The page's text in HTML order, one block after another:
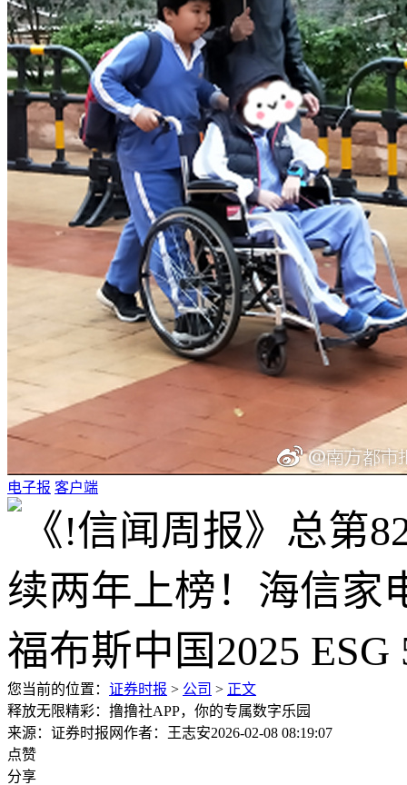
电子报 客户端
您当前的位置： 证券时报 > 公司 > 正文
释放无限精彩：撸撸社APP，你的专属数字乐园
来源：证券时报网作者：王志安2026-02-08 08:19:07
点赞
分享